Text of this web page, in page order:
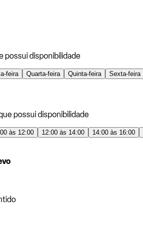
possui disponibilidade
feira Quarta-feira Quinta-feira Sexta-feira
possui disponibilidade
às 12:00 12:00 às 14:00 14:00 às 16:00